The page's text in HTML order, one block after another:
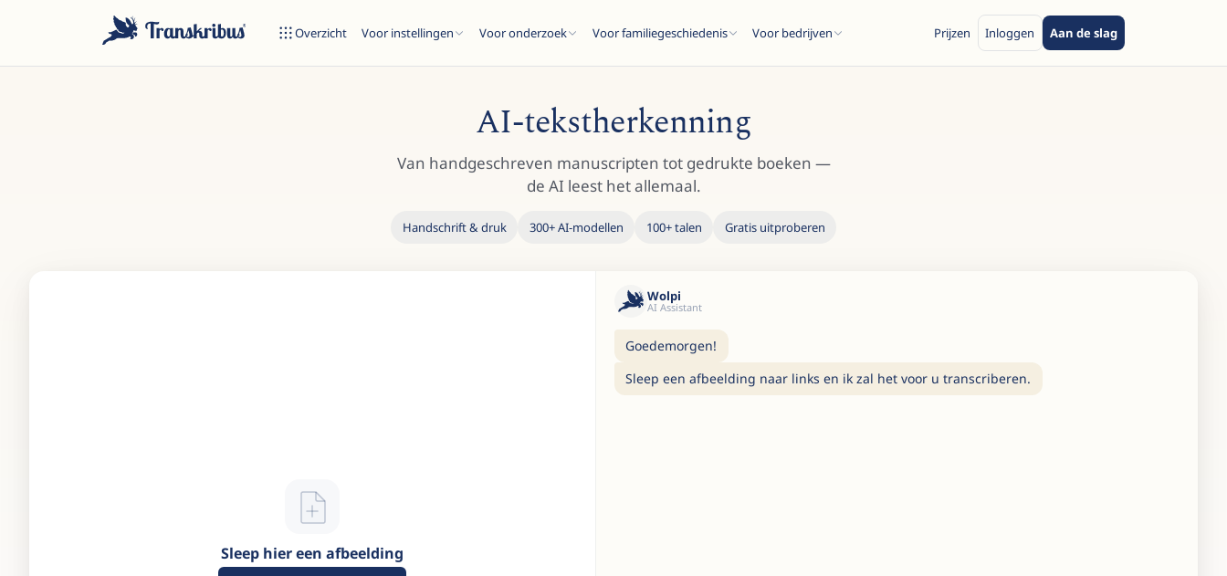
Overzicht Voor instellingen Voor onderzoek Voor familiegeschiedenis Voor bedrijven Prijzen Inloggen Aan de slag
AI-tekstherkenning
Van handgeschreven manuscripten tot gedrukte boeken —
de AI leest het allemaal.
Handschrift & druk 300+ AI-modellen 100+ talen Gratis uitproberen
Sleep hier een afbeelding
Wolpi
AI Assistant
Goedemorgen!
Sleep een afbeelding naar links en ik zal het voor u transcriberen.